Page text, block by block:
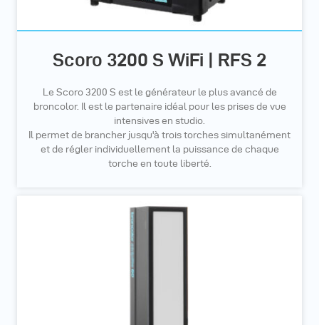
Scoro 3200 S WiFi | RFS 2
Le Scoro 3200 S est le générateur le plus avancé de
broncolor. Il est le partenaire idéal pour les prises de vue
intensives en studio.
Il permet de brancher jusqu'à trois torches simultanément
et de régler individuellement la puissance de chaque
torche en toute liberté.